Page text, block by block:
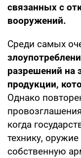
связанных с
вооружений.
Среди самых
разрешений на
продукции,
Однако
когда
технику,
собственную